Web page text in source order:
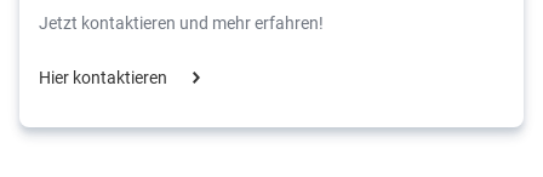
Jetzt kontaktieren und mehr erfahren!
Hier kontaktieren